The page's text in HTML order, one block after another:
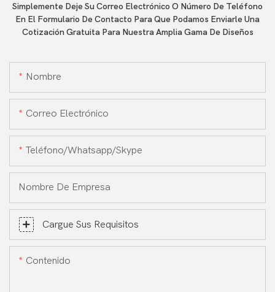
Simplemente Deje Su Correo Electrónico O Número De Teléfono
En El Formulario De Contacto Para Que Podamos Enviarle Una
Cotización Gratuita Para Nuestra Amplia Gama De Diseños
Nombre
Correo Electrónico
Teléfono/whatsapp/skype
Nombre De Empresa
Cargue Sus Requisitos
Contenido